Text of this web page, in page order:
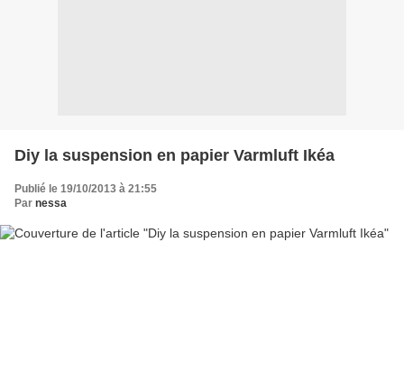
Diy la suspension en papier Varmluft Ikéa
Publié le 19/10/2013 à 21:55
Par nessa